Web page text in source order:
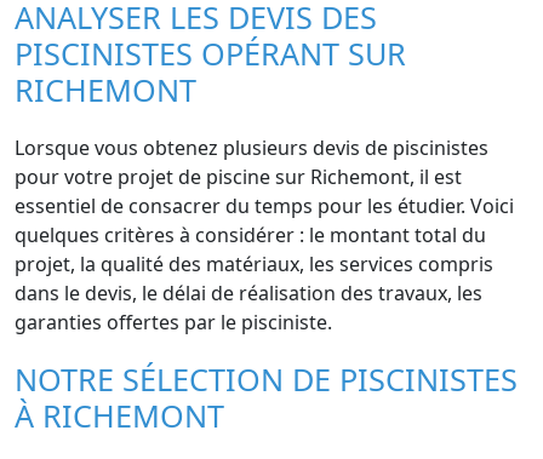
ANALYSER LES DEVIS DES
PISCINISTES OPÉRANT SUR
RICHEMONT
Lorsque vous obtenez plusieurs devis de piscinistes
pour votre projet de piscine sur Richemont, il est
essentiel de consacrer du temps pour les étudier. Voici
quelques critères à considérer : le montant total du
projet, la qualité des matériaux, les services compris
dans le devis, le délai de réalisation des travaux, les
garanties offertes par le pisciniste.
NOTRE SÉLECTION DE PISCINISTES
À RICHEMONT